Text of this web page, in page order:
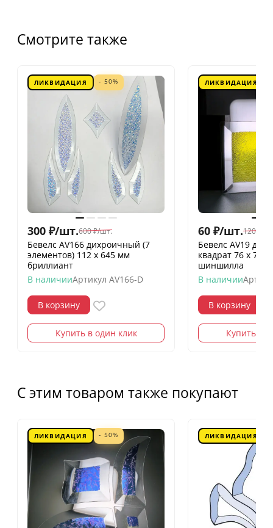
Смотрите также
ЛИКВИДАЦИЯ - 50%
300 ₽/шт.600 ₽/шт.
Бевелс AV166 дихроичный (7
элементов) 112 х 645 мм
бриллиант
В наличииАртикул AV166-D
В корзину
Купить в один клик
ЛИКВИДАЦИЯ
60 ₽/шт.120
Бевелс AV19
квадрат 76 х 76
шиншилла
В наличии
В корзину
Купить в
С этим товаром также покупают
ЛИКВИДАЦИЯ - 50% ЛИКВИДАЦИЯ